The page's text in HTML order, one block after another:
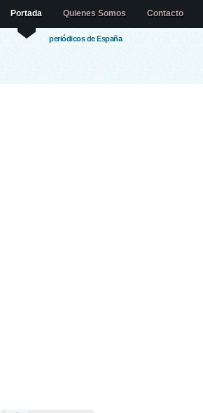
periódicos de España
Portada Quienes Somos Contacto